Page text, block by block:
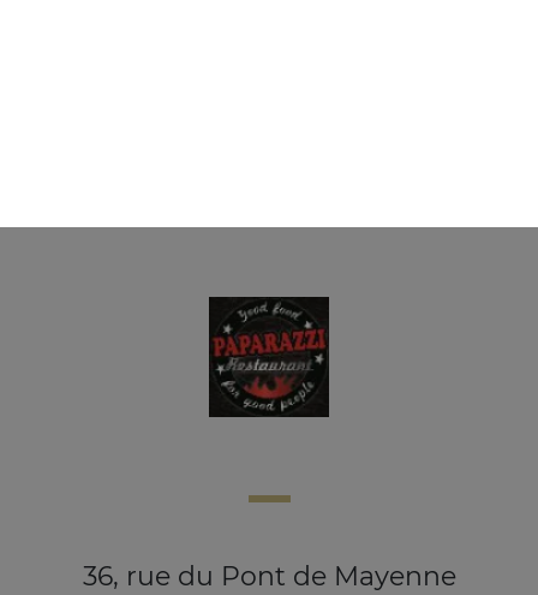
36, rue du Pont de Mayenne